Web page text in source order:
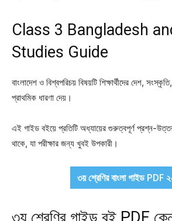
Class 3 Bangladesh
Studies Guide
বাংলাদেশ ও বিশ্বপরিচয় বিষয়টি শিক্ষার্থীদের দেশ,
প্রাথমিক ধারণা দেয়।
এই গাইড বইয়ে প্রতিটি অধ্যায়ের গুরুত্বপূর্ণ প্রশ্ন-
থাকে, যা পরীক্ষার জন্য খুবই উপকারী।
৩য় শ্রেণির বাংলা গাইড PDF